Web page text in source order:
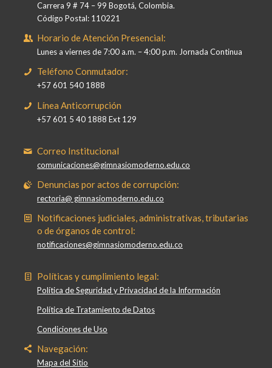
Carrera 9 # 74 – 99 Bogotá, Colombia.
Código Postal: 110221
Horario de Atención Presencial:
Lunes a viernes de 7:00 a.m. – 4:00 p.m. Jornada Continua
Teléfono Conmutador:
+57 601 540 1888
Línea Anticorrupción
+57 601 5 40 1888 Ext 129
Correo Institucional
comunicaciones@gimnasiomoderno.edu.co
Denuncias por actos de corrupción:
rectoria@ gimnasiomoderno.edu.co
Notificaciones judiciales, administrativas, tributarias
o de órganos de control:
notificaciones@gimnasiomoderno.edu.co
Políticas y cumplimiento legal:
Política de Seguridad y Privacidad de la Información
Política de Tratamiento de Datos
Condiciones de Uso
Navegación:
Mapa del Sitio